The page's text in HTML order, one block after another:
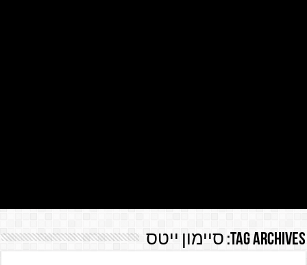
Tag Archives: סיימון ייטס